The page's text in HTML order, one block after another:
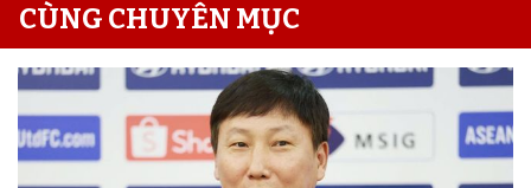
CÙNG CHUYÊN MỤC